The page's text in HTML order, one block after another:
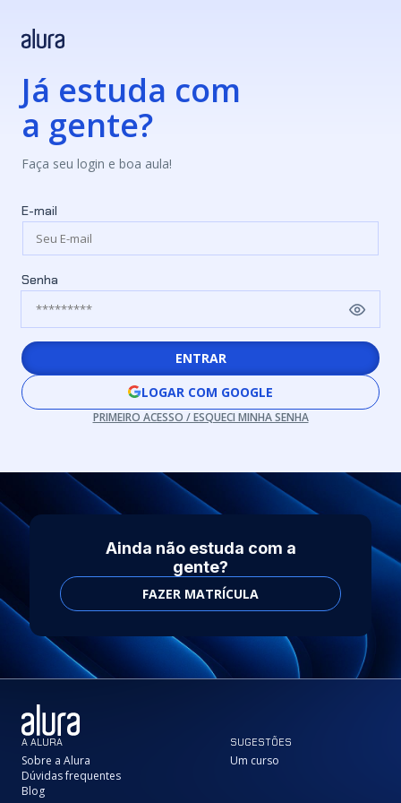
Já estuda com
a gente?
Faça seu login e boa aula!
E-mail
Senha
ENTRAR
LOGAR COM GOOGLE
PRIMEIRO ACESSO / ESQUECI MINHA SENHA
Ainda não estuda com a
gente?
FAZER MATRÍCULA
A ALURA
Sobre a Alura
Dúvidas frequentes
Blog
SUGESTÕES
Um curso